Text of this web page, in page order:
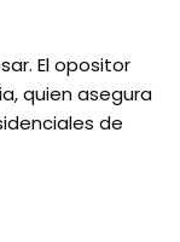
El opositor
quien asegura
de